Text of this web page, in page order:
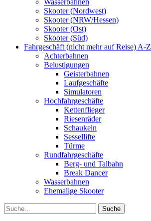
Skooter (Nordwest)
Skooter (NRW/Hessen)
Skooter (Ost)
Skooter (Süd)
Fahrgeschäft (nicht mehr auf Reise) A-Z
Achterbahnen
Belustigungen
Geisterbahnen
Laufgeschäfte
Simulatoren
Hochfahrgeschäfte
Kettenflieger
Riesenräder
Schaukeln
Sessellifte
Türme
Rundfahrgeschäfte
Berg- und Talbahn
Break Dancer
Wasserbahnen
Ehemalige Skooter